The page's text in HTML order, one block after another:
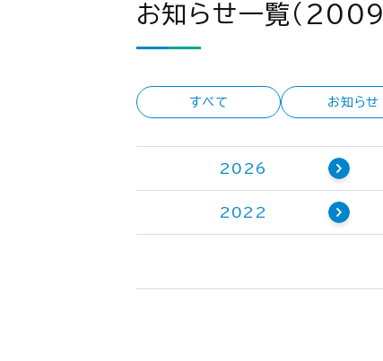
お知らせ一覧（2009
すべて お知らせ
2026
2022